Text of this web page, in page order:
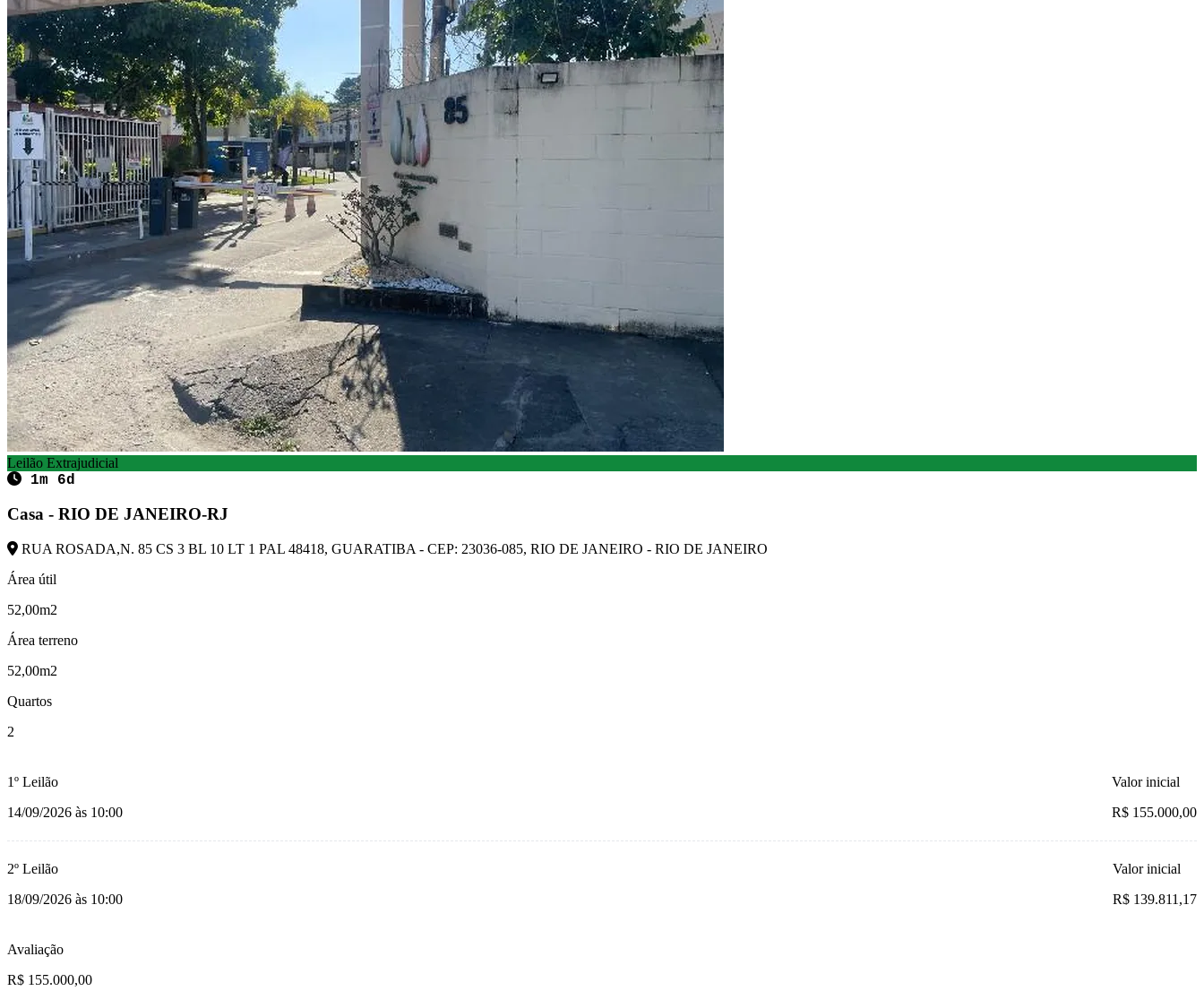
Leilão Extrajudicial
1m 6d
Casa - RIO DE JANEIRO-RJ
RUA ROSADA,N. 85 CS 3 BL 10 LT 1 PAL 48418, GUARATIBA - CEP: 23036-085, RIO DE JANEIRO - RIO DE JANEIRO
Área útil
52,00m2
Área terreno
52,00m2
Quartos
2
1º Leilão
14/09/2026 às 10:00
Valor inicial
R$ 155.000,00
2º Leilão
18/09/2026 às 10:00
Valor inicial
R$ 139.811,17
Avaliação
R$ 155.000,00